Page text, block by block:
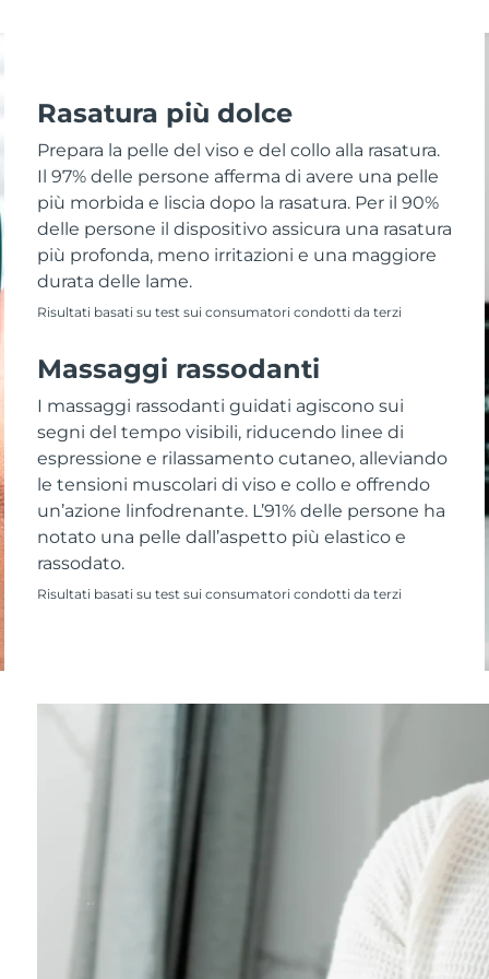
Rasatura più dolce
Prepara la pelle del viso e del collo alla rasatura.
Il 97% delle persone afferma di avere una pelle
più morbida e liscia dopo la rasatura. Per il 90%
delle persone il dispositivo assicura una rasatura
più profonda, meno irritazioni e una maggiore
durata delle lame.
Risultati basati su test sui consumatori condotti da terzi
Massaggi rassodanti
I massaggi rassodanti guidati agiscono sui
segni del tempo visibili, riducendo linee di
espressione e rilassamento cutaneo, alleviando
le tensioni muscolari di viso e collo e offrendo
un’azione linfodrenante. L’91% delle persone ha
notato una pelle dall’aspetto più elastico e
rassodato.
Risultati basati su test sui consumatori condotti da terzi